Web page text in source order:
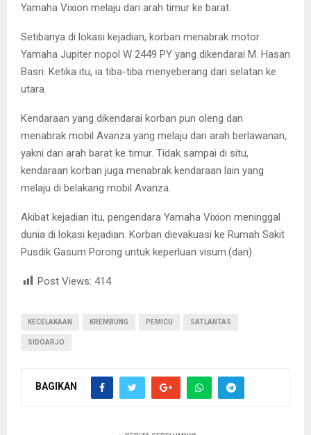
Yamaha Vixion melaju dari arah timur ke barat.
Setibanya di lokasi kejadian, korban menabrak motor
Yamaha Jupiter nopol W 2449 PY yang dikendarai M. Hasan
Basri. Ketika itu, ia tiba-tiba menyeberang dari selatan ke
utara.
Kendaraan yang dikendarai korban pun oleng dan
menabrak mobil Avanza yang melaju dari arah berlawanan,
yakni dari arah barat ke timur. Tidak sampai di situ,
kendaraan korban juga menabrak kendaraan lain yang
melaju di belakang mobil Avanza.
Akibat kejadian itu, pengendara Yamaha Vixion meninggal
dunia di lokasi kejadian. Korban dievakuasi ke Rumah Sakit
Pusdik Gasum Porong untuk keperluan visum.(dan)
Post Views: 414
KECELAKAAN KREMBUNG PEMICU SATLANTAS
SIDOARJO
BAGIKAN